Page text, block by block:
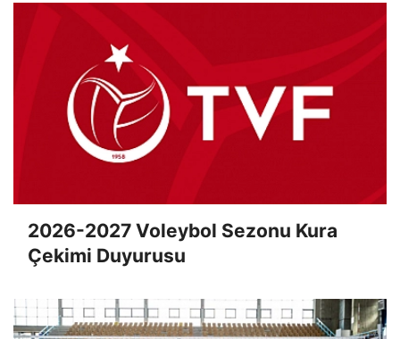
2026-2027 Voleybol Sezonu Kura
Çekimi Duyurusu